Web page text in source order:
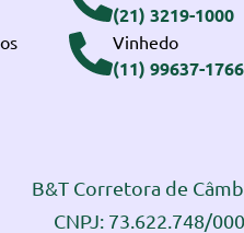
(21) 3219-1000
Vinhedo
(11) 99637-1766
B&T Corretora de
CNPJ: 73.622.748/